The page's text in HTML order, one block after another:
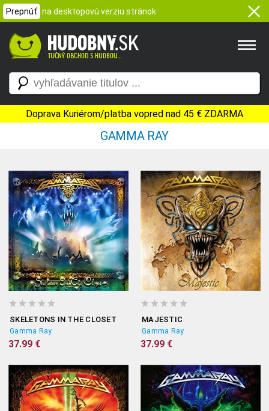
Prepnúť na desktopovú verziu stránok
Doprava Kuriérom/platba vopred nad 45 € ZDARMA
GAMMA RAY
SKELETONS IN THE CLOSET
Gamma Ray
37.99 €
MAJESTIC
Gamma Ray
37.99 €